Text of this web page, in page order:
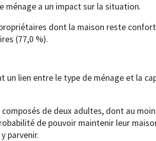
ménage a un impact sur la situation.
dont la maison reste
(77,0 %).
un lien entre le type de ménage et la
composés de deux adultes, dont au
de pouvoir maintenir leur
parvenir.